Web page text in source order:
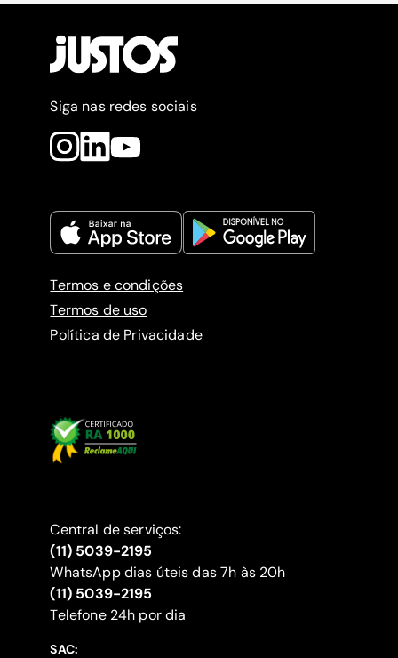
Siga nas redes sociais
Termos e condições
Termos de uso
Política de Privacidade
Central de serviços:
(11) 5039-2195
WhatsApp dias úteis das 7h às 20h
(11) 5039-2195
‍Telefone 24h por dia
SAC: